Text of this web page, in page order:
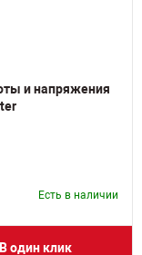
и напряжения
Есть в наличии
В один клик